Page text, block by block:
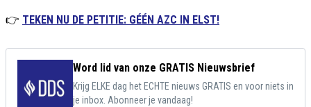
👉 TEKEN NU DE PETITIE: GÉÉN AZC IN ELST!
Word lid van onze GRATIS Nieuwsbrief
Krijg ELKE dag het ECHTE nieuws GRATIS en voor niets in
je inbox. Abonneer je vandaag!